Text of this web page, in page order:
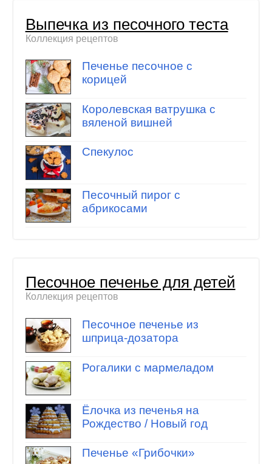
Выпечка из песочного теста
Коллекция рецептов
Печенье песочное с
корицей
Королевская ватрушка с
вяленой вишней
Спекулос
Песочный пирог с
абрикосами
Песочное печенье для детей
Коллекция рецептов
Песочное печенье из
шприца-дозатора
Рогалики с мармеладом
Ёлочка из печенья на
Рождество / Новый год
Печенье «Грибочки»